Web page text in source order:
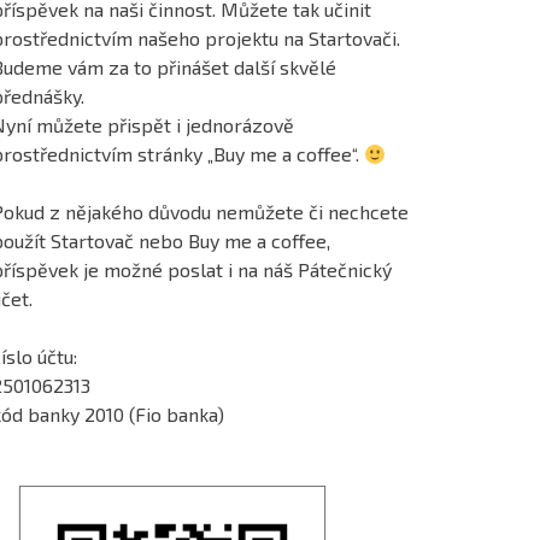
na naši činnost. Můžete tak učinit
našeho projektu na Startovači.
vám za to přinášet další skvělé
můžete přispět i jednorázově
stránky „Buy me a coffee“.
z nějakého důvodu nemůžete či nechcete
Startovač nebo Buy me a coffee,
je možné poslat i na náš Pátečnický
účtu:
banky 2010 (Fio banka)